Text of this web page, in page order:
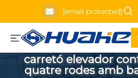
[email protected]
carretó elevador
quatre rodes amb